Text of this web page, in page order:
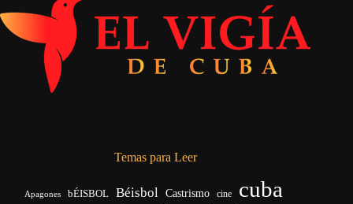
Temas para Leer
Apagones bÉISBOL Béisbol Castrismo cine cuba